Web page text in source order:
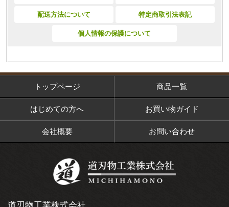
配送方法について 特定商取引法表記
個人情報の保護について
トップページ 商品一覧
はじめての方へ お買い物ガイド
会社概要 お問い合わせ